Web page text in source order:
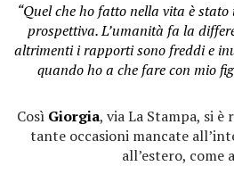
“Quel che ho fatto nella vita è
prospettiva. L’umanità fa la
altrimenti i rapporti sono freddi e
quando ho a che fare con mio
Così Giorgia, via La Stampa, si
tante occasioni mancate
all’estero, come